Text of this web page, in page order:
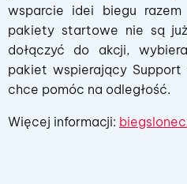
wsparcie idei biegu
pakiety startowe nie są
dołączyć do akcji,
pakiet wspierający
chce pomóc na odległość.
Więcej informacji: